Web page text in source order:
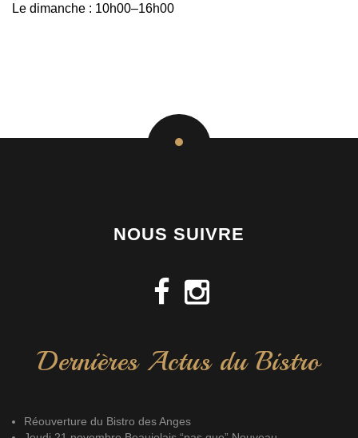
Le dimanche : 10h00–16h00
NOUS SUIVRE
Dernières Actus du Bistro
Réouverture du Bistro des Anges